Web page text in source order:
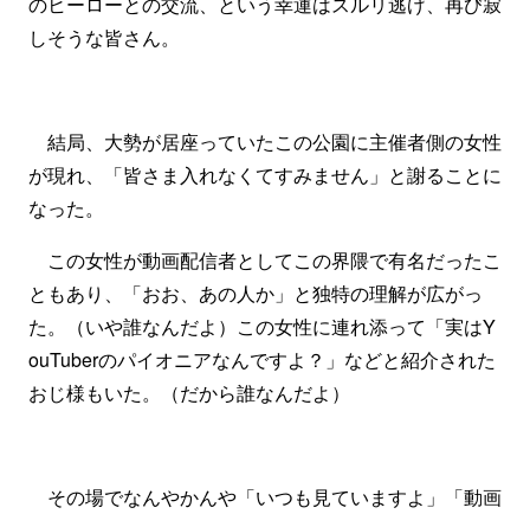
しそうな皆さん。
結局、大勢が居座っていたこの公園に主催者側の女性
が現れ、「皆さま入れなくてすみません」と謝ることに
なった。
この女性が動画配信者としてこの界隈で有名だったこ
ともあり、「おお、あの人か」と独特の理解が広がっ
た。（いや誰なんだよ）この女性に連れ添って「実はY
ouTuberのパイオニアなんですよ？」などと紹介された
おじ様もいた。（だから誰なんだよ）
その場でなんやかんや「いつも見ていますよ」「動画